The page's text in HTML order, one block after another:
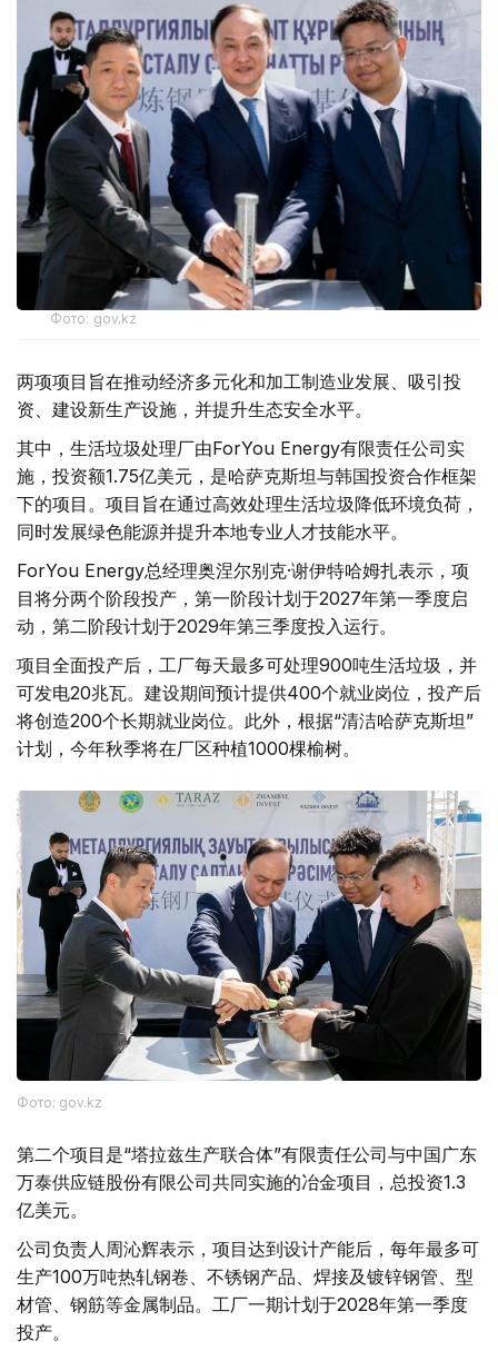
Фото: gov.kz
两项项目旨在推动经济多元化和加工制造业发展、吸引投
资、建设新生产设施，并提升生态安全水平。
其中，生活垃圾处理厂由ForYou Energy有限责任公司实
施，投资额1.75亿美元，是哈萨克斯坦与韩国投资合作框架
下的项目。项目旨在通过高效处理生活垃圾降低环境负荷，
同时发展绿色能源并提升本地专业人才技能水平。
ForYou Energy总经理奥涅尔别克·谢伊特哈姆扎表示，项
目将分两个阶段投产，第一阶段计划于2027年第一季度启
动，第二阶段计划于2029年第三季度投入运行。
项目全面投产后，工厂每天最多可处理900吨生活垃圾，并
可发电20兆瓦。建设期间预计提供400个就业岗位，投产后
将创造200个长期就业岗位。此外，根据“清洁哈萨克斯坦”
计划，今年秋季将在厂区种植1000棵榆树。
Фото: gov.kz
第二个项目是“塔拉兹生产联合体”有限责任公司与中国广东
万泰供应链股份有限公司共同实施的冶金项目，总投资1.3
亿美元。
公司负责人周沁辉表示，项目达到设计产能后，每年最多可
生产100万吨热轧钢卷、不锈钢产品、焊接及镀锌钢管、型
材管、钢筋等金属制品。工厂一期计划于2028年第一季度
投产。